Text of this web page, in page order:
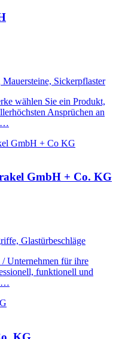
Mauersteine, Sickerpflaster
wählen Sie ein Produkt,
Ansprüchen an
GmbH + Co. KG
Glastürbeschläge
Unternehmen für ihre
funktionell und